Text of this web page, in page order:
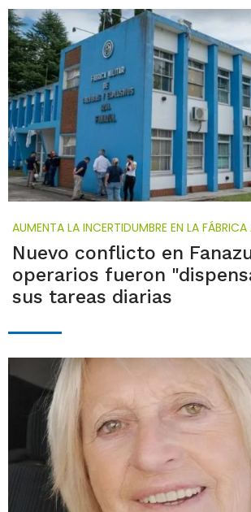
AUMENTA LA INCERTIDUMBRE EN LA FÁBRICA
Nuevo conflicto en
operarios fueron
sus tareas diarias